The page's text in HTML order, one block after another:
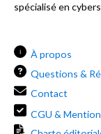
spécialisé en
i
À propos
Questions &
Contact
CGU &